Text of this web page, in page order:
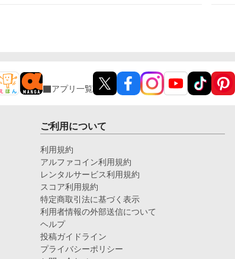
アプリ一覧
ご利用について
利用規約
アルファコイン利用規約
レンタルサービス利用規約
スコア利用規約
特定商取引法に基づく表示
利用者情報の外部送信について
ヘルプ
投稿ガイドライン
プライバシーポリシー